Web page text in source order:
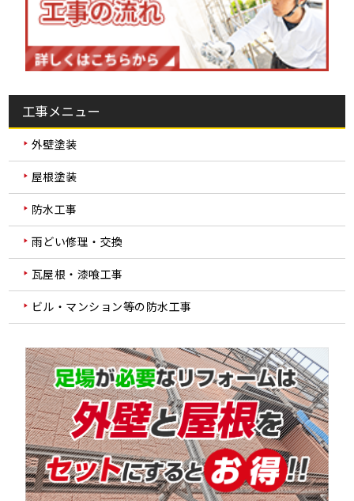
工事メニュー
外壁塗装
屋根塗装
防水工事
雨どい修理・交換
瓦屋根・漆喰工事
ビル・マンション等の防水工事